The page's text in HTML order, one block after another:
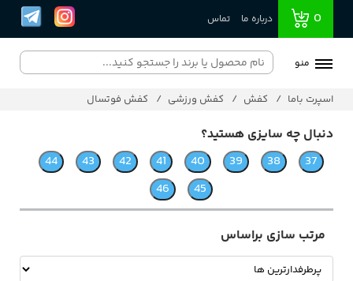
0 درباره ما تماس
منو
اسپرت باما کفش کفش ورزشی کفش فوتسال
دنبال چه سایزی هستید؟
مرتب سازی براساس